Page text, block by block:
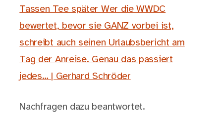
Tassen Tee später Wer die WWDC
bewertet, bevor sie GANZ vorbei ist,
schreibt auch seinen Urlaubsbericht am
Tag der Anreise. Genau das passiert
jedes… | Gerhard Schröder
Nachfragen dazu beantwortet.